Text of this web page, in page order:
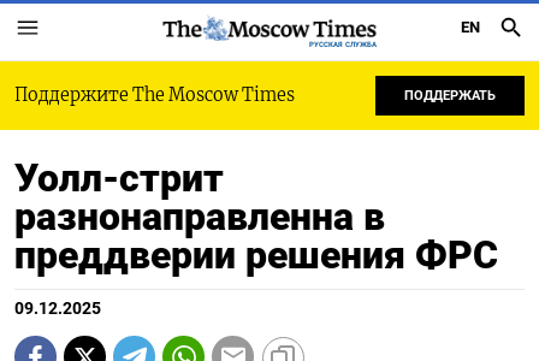
РУССКАЯ СЛУЖБА
EN
Поддержите The Moscow Times ПОДДЕРЖАТЬ
Уолл-стрит
разнонаправленна в
преддверии решения ФРС
09.12.2025